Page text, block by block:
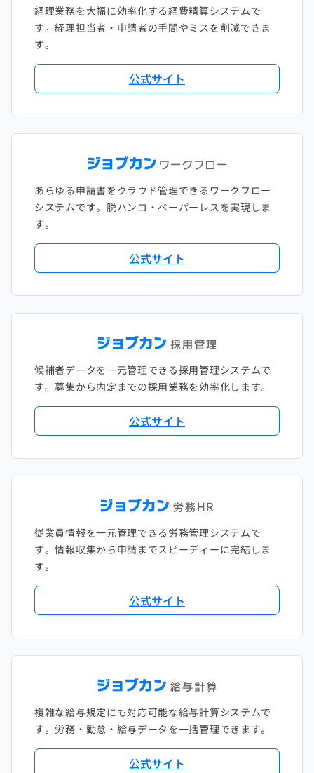
経理業務を大幅に効率化する経費精算システムで
す。経理担当者・申請者の手間やミスを削減できま
す。
公式サイト
あらゆる申請書をクラウド管理できるワークフロー
システムです。脱ハンコ・ペーパーレスを実現しま
す。
公式サイト
候補者データを一元管理できる採用管理システムで
す。募集から内定までの採用業務を効率化します。
公式サイト
従業員情報を一元管理できる労務管理システムで
す。情報収集から申請までスピーディーに完結しま
す。
公式サイト
複雑な給与規定にも対応可能な給与計算システムで
す。労務・勤怠・給与データを一括管理できます。
公式サイト